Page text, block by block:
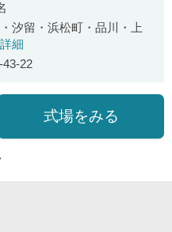
汐留・浜松町・品川・上
細
22
式場をみる